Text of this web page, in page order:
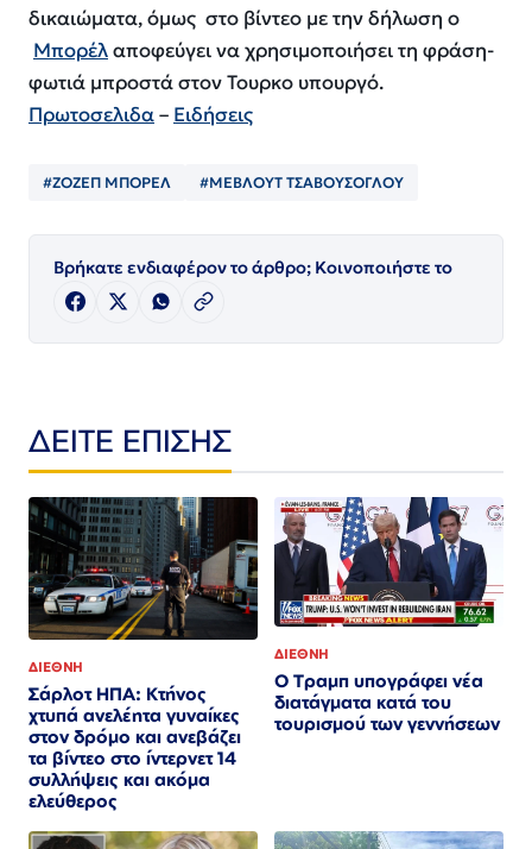
δικαιώματα, όμως στο βίντεο με την δήλωση ο
Μπορέλαποφεύγει να χρησιμοποιήσει τη φράση-
φωτιά μπροστά στον Τουρκο υπουργό.
Πρωτοσελιδα– Ειδήσεις
#ΖΟΖΕΠ ΜΠΟΡΕΛ #ΜΕΒΛΟΥΤ ΤΣΑΒΟΥΣΟΓΛΟΥ
Βρήκατε ενδιαφέρον το άρθρο; Κοινοποιήστε το
ΔΕΙΤΕ ΕΠΙΣΗΣ
ΔΙΕΘΝΗ
Σάρλοτ ΗΠΑ: Κτήνος
χτυπά ανελέητα γυναίκες
στον δρόμο και ανεβάζει
τα βίντεο στο ίντερνετ 14
συλλήψεις και ακόμα
ελεύθερος​​​​​​​​​​​​​​​​​​​​​​​​​​​​​​​​​​​​​​​​​​​​​​​​​​
ΔΙΕΘΝΗ
Ο Τραμπ υπογράφει νέα
διατάγματα κατά του
τουρισμού των γεννήσεων